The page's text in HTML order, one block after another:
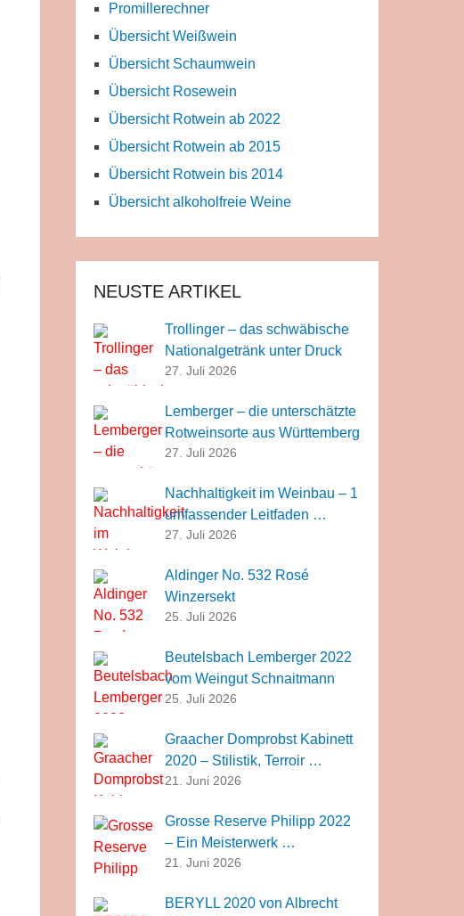
Promillerechner
Übersicht Weißwein
Übersicht Schaumwein
Übersicht Rosewein
Übersicht Rotwein ab 2022
Übersicht Rotwein ab 2015
Übersicht Rotwein bis 2014
Übersicht alkoholfreie Weine
NEUSTE ARTIKEL
Trollinger – das schwäbische
Nationalgetränk unter Druck
27. Juli 2026
Lemberger – die unterschätzte
Rotweinsorte aus Württemberg
27. Juli 2026
Nachhaltigkeit im Weinbau – 1
umfassender Leitfaden …
27. Juli 2026
Aldinger No. 532 Rosé
Winzersekt
25. Juli 2026
Beutelsbach Lemberger 2022
vom Weingut Schnaitmann
25. Juli 2026
Graacher Domprobst Kabinett
2020 – Stilistik, Terroir …
21. Juni 2026
Grosse Reserve Philipp 2022
– Ein Meisterwerk …
21. Juni 2026
BERYLL 2020 von Albrecht